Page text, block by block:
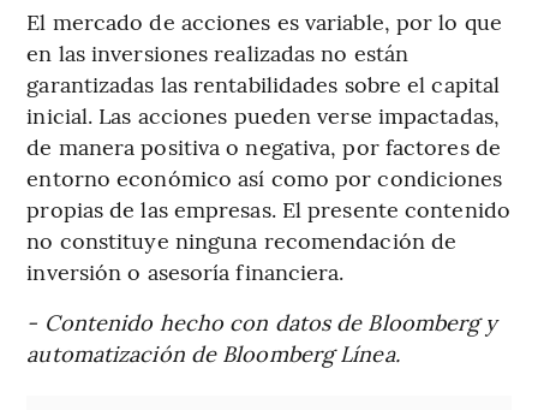
El mercado de acciones es variable, por lo que
en las inversiones realizadas no están
garantizadas las rentabilidades sobre el capital
inicial. Las acciones pueden verse impactadas,
de manera positiva o negativa, por factores de
entorno económico así como por condiciones
propias de las empresas. El presente contenido
no constituye ninguna recomendación de
inversión o asesoría financiera.
- Contenido hecho con datos de Bloomberg y
automatización de Bloomberg Línea.